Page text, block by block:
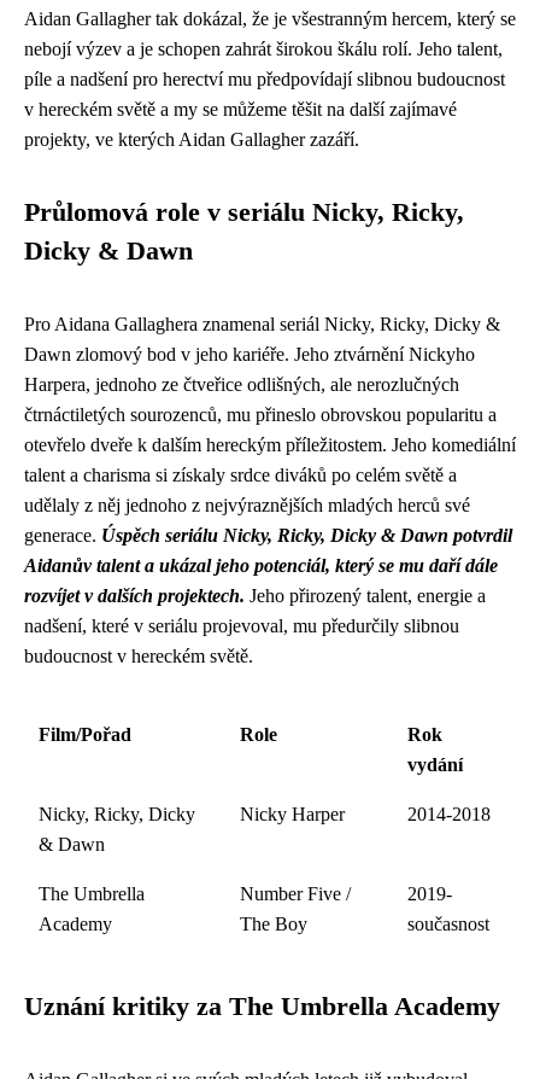
Aidan Gallagher tak dokázal, že je všestranným hercem, který se
nebojí výzev a je schopen zahrát širokou škálu rolí. Jeho talent,
píle a nadšení pro herectví mu předpovídají slibnou budoucnost
v hereckém světě a my se můžeme těšit na další zajímavé
projekty, ve kterých Aidan Gallagher zazáří.
Průlomová role v seriálu Nicky, Ricky,
Dicky & Dawn
Pro Aidana Gallaghera znamenal seriál Nicky, Ricky, Dicky &
Dawn zlomový bod v jeho kariéře. Jeho ztvárnění Nickyho
Harpera, jednoho ze čtveřice odlišných, ale nerozlučných
čtrnáctiletých sourozenců, mu přineslo obrovskou popularitu a
otevřelo dveře k dalším hereckým příležitostem. Jeho komediální
talent a charisma si získaly srdce diváků po celém světě a
udělaly z něj jednoho z nejvýraznějších mladých herců své
generace. Úspěch seriálu Nicky, Ricky, Dicky & Dawn potvrdil
Aidanův talent a ukázal jeho potenciál, který se mu daří dále
rozvíjet v dalších projektech. Jeho přirozený talent, energie a
nadšení, které v seriálu projevoval, mu předurčily slibnou
budoucnost v hereckém světě.
Film/Pořad Role
Rok
vydání
Nicky, Ricky, Dicky
& Dawn
Nicky Harper 2014-2018
The Umbrella
Academy
Number Five /
The Boy
2019-
současnost
Uznání kritiky za The Umbrella Academy